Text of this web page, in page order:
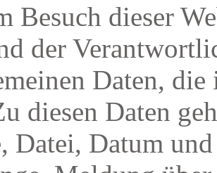
Besuch dieser
der
Daten,
diesen Daten
Datei, Datum